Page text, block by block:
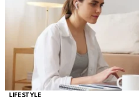
LIFESTYLE